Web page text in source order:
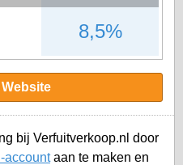
8,5%
bij Verfuitverkoop.nl door
accountaan te maken en